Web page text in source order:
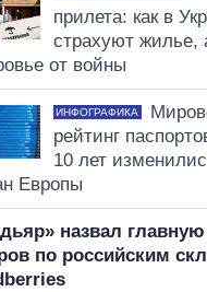
прилета: как в
страхуют жилье,
от войны
ИНФОГРАФИКА
рейтинг
10 лет
Европы
назвал
по российским